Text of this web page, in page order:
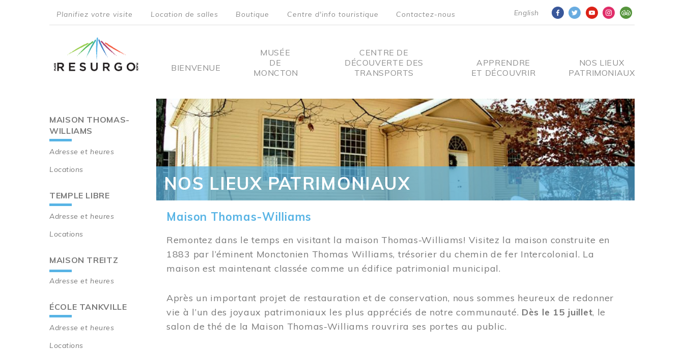
English
menu
Planifiez votre visite Location de salles Boutique Centre d'info touristique Contactez-nous
Main
BIENVENUE
MUSÉE
DE
MONCTON
CENTRE DE
DÉCOUVERTE DES
TRANSPORTS
APPRENDRE
ET DÉCOUVRIR
NOS LIEUX
PATRIMONIAUX
Main
navigation
MAISON THOMAS-
WILLIAMS
Adresse et heures
Locations
TEMPLE LIBRE
Adresse et heures
Locations
MAISON TREITZ
Adresse et heures
ÉCOLE TANKVILLE
Adresse et heures
Locations
NOS LIEUX PATRIMONIAUX
Maison Thomas-Williams
Remontez dans le temps en visitant la maison Thomas-Williams! Visitez la maison construite en
1883 par l’éminent Monctonien Thomas Williams, trésorier du chemin de fer Intercolonial. La
maison est maintenant classée comme un édifice patrimonial municipal.
Après un important projet de restauration et de conservation, nous sommes heureux de redonner
vie à l’un des joyaux patrimoniaux les plus appréciés de notre communauté. Dès le 15 juillet, le
salon de thé de la Maison Thomas-Williams rouvrira ses portes au public.